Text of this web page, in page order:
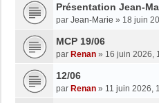
Présentation Jean-
par Jean-Marie » 18 juin
MCP 19/06
par Renan » 16 juin 2026,
12/06
par Renan » 11 juin 2026,